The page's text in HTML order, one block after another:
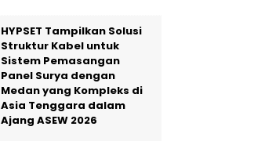
HYPSET Tampilkan Solusi
Struktur Kabel untuk
Sistem Pemasangan
Panel Surya dengan
Medan yang Kompleks di
Asia Tenggara dalam
Ajang ASEW 2026